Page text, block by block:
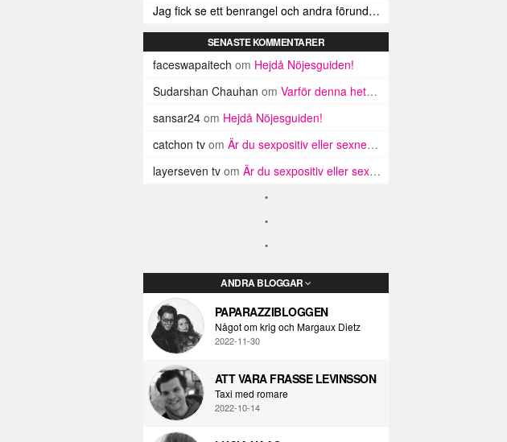
Jag fick se ett benrangel och andra förunderliga ting
SENASTE KOMMENTARER
faceswapaitech om Hejdå Nöjesguiden!
Sudarshan Chauhan om Varför denna hets mot mysiga män?
sansar24 om Hejdå Nöjesguiden!
catchon tv om Är du sexpositiv eller sexnegativ?
layerseven tv om Är du sexpositiv eller sexnegativ?
ANDRA BLOGGAR
PAPARAZZIBLOGGEN
Något om krig och Margaux Dietz
2022-11-30
ATT VARA FRASSE LEVINSSON
Taxi med romare
2022-10-14